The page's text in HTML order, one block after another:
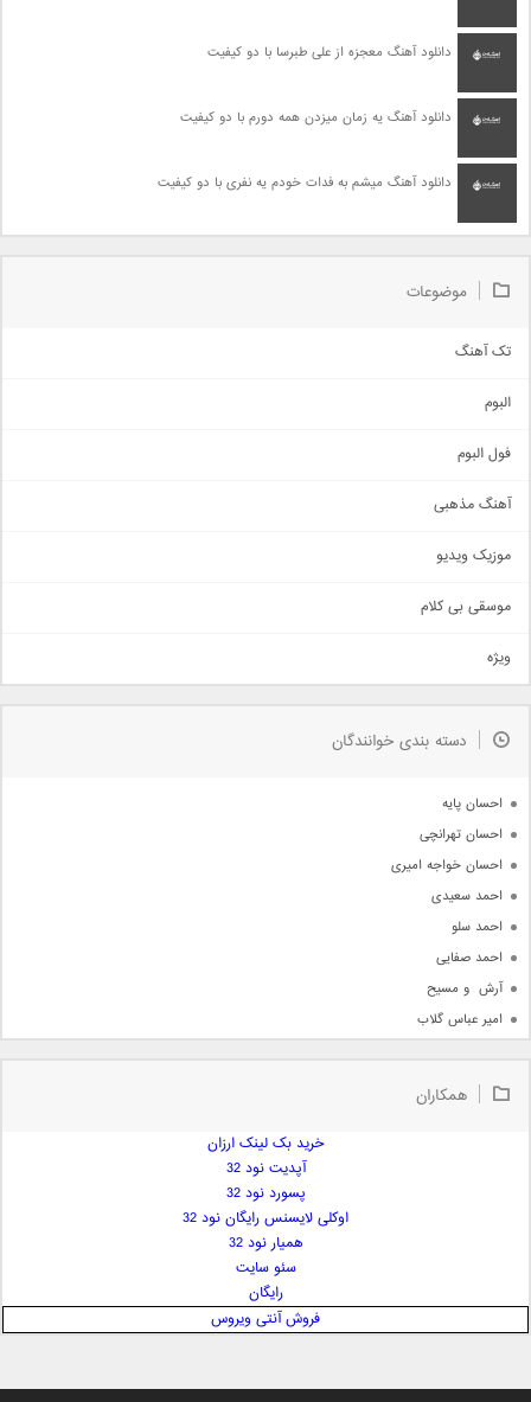
دانلود آهنگ معجزه از علی طبرسا با دو کیفیت
دانلود آهنگ یه زمان میزدن همه دورم با دو کیفیت
دانلود آهنگ میشم به فدات خودم یه نفری با دو کیفیت
موضوعات
تک آهنگ
اجتماعی
حماسی
سنتی
اهنگ بندرعباسی
دمو
مذهبی
جدیدترین ها
البوم
فول البوم
آهنگ مذهبی
موزیک ویدیو
موسقی بی کلام
ویژه
دسته بندی خوانندگان
احسان پایه
احسان تهرانچی
احسان خواجه امیری
احمد سعیدی
احمد سلو
احمد صفایی
آرش  و مسیح
امیر عباس گلاب
امیر علی
ایمان غلامی
بابک جهانبخش
همکاران
خرید بک لینک ارزان
آپدیت نود 32
پسورد نود 32
اوکلی لایسنس رایگان نود 32
همیار نود 32
سئو سایت
رایگان
فروش آنتی ویروس